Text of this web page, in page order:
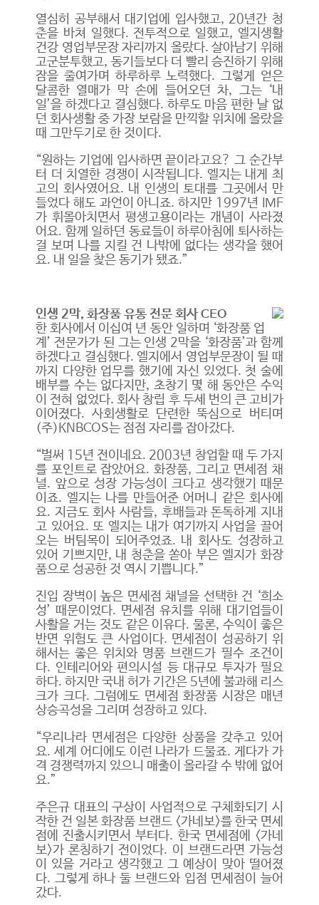
열심히 공부해서 대기업에 입사했고, 20년간 청
춘을 바쳐 일했다. 전투적으로 일했고, 엘지생활
건강 영업부문장 자리까지 올랐다. 살아남기 위해
고군분투했고, 동기들보다 더 빨리 승진하기 위해
잠을 줄여가며 하루하루 노력했다. 그렇게 얻은
달콤한 열매가 막 손에 들어오던 차, 그는 ‘내
일’을 하겠다고 결심했다. 하루도 마음 편한 날 없
던 회사생활 중 가장 보람을 만끽할 위치에 올랐을
때 그만두기로 한 것이다.
“원하는 기업에 입사하면 끝이라고요? 그 순간부
터 더 치열한 경쟁이 시작됩니다. 엘지는 내게 최
고의 회사였어요. 내 인생의 토대를 그곳에서 만
들었다 해도 과언이 아니죠. 하지만 1997년 IMF
가 휘몰아치면서 평생고용이라는 개념이 사라졌
어요. 함께 일하던 동료들이 하루아침에 퇴사하는
걸 보며 나를 지킬 건 나밖에 없다는 생각을 했어
요. 내 일을 찾은 동기가 됐죠.”
인생 2막, 화장품 유통 전문 회사 CEO
한 회사에서 이십여 년 동안 일하며 ‘화장품 업
계’ 전문가가 된 그는 인생 2막을 ‘화장품’과 함께
하겠다고 결심했다. 엘지에서 영업부문장이 될 때
까지 다양한 업무를 했기에 자신 있었다. 첫 술에
배부를 수는 없다지만, 초창기 몇 해 동안은 수익
이 전혀 없었다. 회사 창립 후 두세 번의 큰 고비가
이어졌다. 사회생활로 단련한 뚝심으로 버티며
(주)KNBCOS는 점점 자리를 잡아갔다.
“벌써 15년 전이네요. 2003년 창업할 때 두 가지
를 포인트로 잡았어요. 화장품, 그리고 면세점 채
널. 앞으로 성장 가능성이 크다고 생각했기 때문
이죠. 엘지는 나를 만들어준 어머니 같은 회사에
요. 지금도 회사 사람들, 후배들과 돈독하게 지내
고 있어요. 또 엘지는 내가 여기까지 사업을 끌어
오는 버팀목이 되어주었죠. 내 회사도 성장하고
있어 기쁘지만, 내 청춘을 쏟아 부은 엘지가 화장
품으로 성공한 것 역시 기쁩니다.”
진입 장벽이 높은 면세점 채널을 선택한 건 ‘희소
성’ 때문이었다. 면세점 유치를 위해 대기업들이
사활을 거는 것도 같은 이유다. 물론, 수익이 좋은
반면 위험도 큰 사업이다. 면세점이 성공하기 위
해서는 좋은 위치와 명품 브랜드가 필수 조건이
다. 인테리어와 편의시설 등 대규모 투자가 필요
하다. 하지만 국내 허가 기간은 5년에 불과해 리스
크가 크다. 그럼에도 면세점 화장품 시장은 매년
상승곡성을 그리며 성장하고 있다.
“우리나라 면세점은 다양한 상품을 갖추고 있어
요. 세계 어디에도 이런 나라가 드물죠. 게다가 가
격 경쟁력까지 있으니 매출이 올라갈 수 밖에 없어
요.”
주은규 대표의 구상이 사업적으로 구체화되기 시
작한 건 일본 화장품 브랜드 <가네보>를 한국 면세
점에 진출시키면서 부터다. 한국 면세점에 <가네
보>가 론칭하기 전이었다. 이 브랜드라면 가능성
이 있을 거라고 생각했고 그 예상이 맞아 떨어졌
다. 그렇게 하나 둘 브랜드와 입점 면세점이 늘어
갔다.